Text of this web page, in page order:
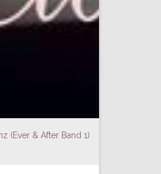
(Ever & After Band 1)